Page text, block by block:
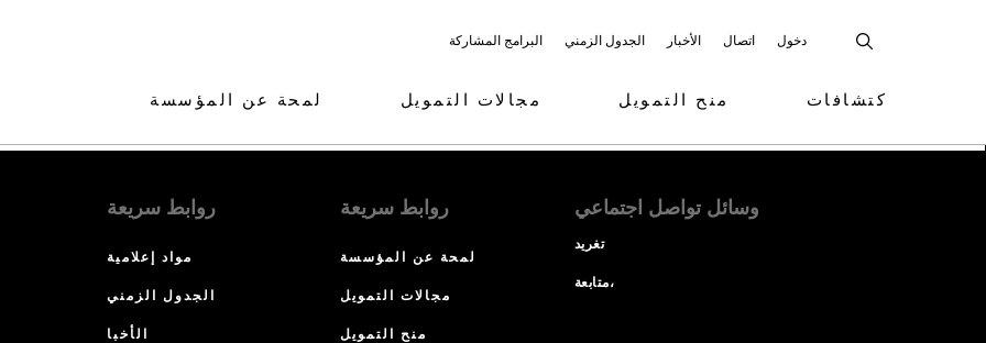
البرامج المشاركة الجدول الزمني الأخبار اتصال دخول
لمحة عن المؤسسة مجالات التمويل منح التمويل كتشافات
روابط سريعة
مواد إعلامية
الجدول الزمني
الأخبا
روابط سريعة
لمحة عن المؤسسة
مجالات التمويل
منح التمويل
وسائل تواصل اجتماعي
تغريد
متابعة،